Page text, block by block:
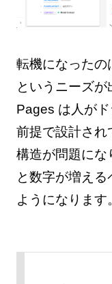
転機になったの
というニーズ
Pages は人が
前提で設計され
構造が問題にな
と数字が増え
ようになります